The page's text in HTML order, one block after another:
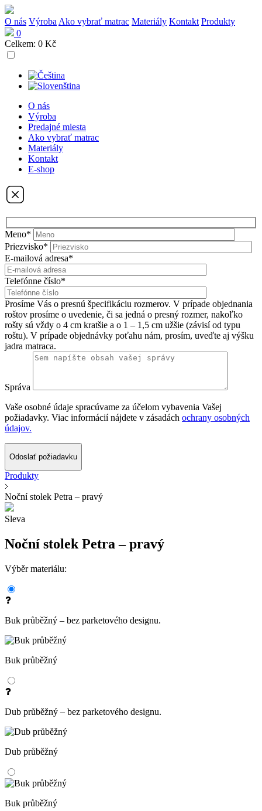
O nás Výroba Ako vybrať matrac Materiály Kontakt Produkty
0
Celkem: 0 Kč
O nás
Výroba
Predajné miesta
Ako vybrať matrac
Materiály
Kontakt
E-shop
Meno*
Priezvisko*
E-mailová adresa*
Telefónne číslo*
Prosíme Vás o presnú špecifikáciu rozmerov. V prípade objednania
roštov prosíme o uvedenie, či sa jedná o presný rozmer, nakoľko
rošty sú vždy o 4 cm kratšie a o 1 – 1,5 cm užšie (závisí od typu
roštu). V prípade objednávky poťahu nám, prosím, uveďte aj výšku
jadra matraca.
Správa
Vaše osobné údaje spracúvame za účelom vybavenia Vašej
požiadavky. Viac informácií nájdete v zásadách ochrany osobných
údajov.
Odoslať požiadavku
Produkty
Noční stolek Petra – pravý
Sleva
Noční stolek Petra – pravý
Výběr materiálu:
Buk průběžný – bez parketového designu.
Buk průběžný
Dub průběžný – bez parketového designu.
Dub průběžný
Buk průběžný